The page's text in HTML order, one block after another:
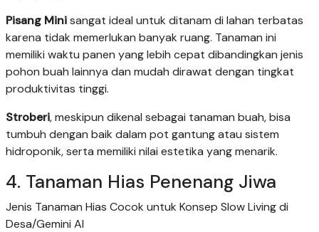
Pisang Minisangat ideal untuk ditanam di lahan terbatas
karena tidak memerlukan banyak ruang. Tanaman ini
memiliki waktu panen yang lebih cepat dibandingkan jenis
pohon buah lainnya dan mudah dirawat dengan tingkat
produktivitas tinggi.
Stroberi, meskipun dikenal sebagai tanaman buah, bisa
tumbuh dengan baik dalam pot gantung atau sistem
hidroponik, serta memiliki nilai estetika yang menarik.
4. Tanaman Hias Penenang Jiwa
Jenis Tanaman Hias Cocok untuk Konsep Slow Living di
Desa/Gemini AI